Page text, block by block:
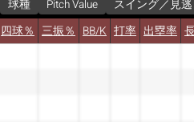
球種 Pitch Value
スイング／見
四球％ 三振％ BB/K 打率 出塁率